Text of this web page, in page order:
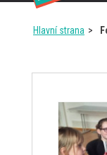
Hlavní strana